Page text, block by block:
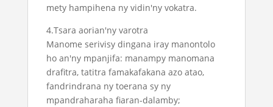
mety hampihena ny vidin'ny vokatra.
4.Tsara aorian'ny varotra
Manome serivisy dingana iray manontolo
ho an'ny mpanjifa: manampy manomana
drafitra, tatitra famakafakana azo atao,
fandrindrana ny toerana sy ny
mpandraharaha fiaran-dalamby;